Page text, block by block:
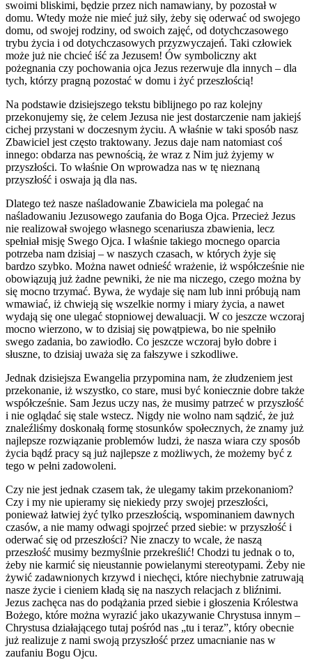
swoimi bliskimi, będzie przez nich namawiany, by pozostał w
domu. Wtedy może nie mieć już siły, żeby się oderwać od swojego
domu, od swojej rodziny, od swoich zajęć, od dotychczasowego
trybu życia i od dotychczasowych przyzwyczajeń. Taki człowiek
może już nie chcieć iść za Jezusem! Ów symboliczny akt
pożegnania czy pochowania ojca Jezus rezerwuje dla innych – dla
tych, którzy pragną pozostać w domu i żyć przeszłością!
Na podstawie dzisiejszego tekstu biblijnego po raz kolejny
przekonujemy się, że celem Jezusa nie jest dostarczenie nam jakiejś
cichej przystani w doczesnym życiu. A właśnie w taki sposób nasz
Zbawiciel jest często traktowany. Jezus daje nam natomiast coś
innego: obdarza nas pewnością, że wraz z Nim już żyjemy w
przyszłości. To właśnie On wprowadza nas w tę nieznaną
przyszłość i oswaja ją dla nas.
Dlatego też nasze naśladowanie Zbawiciela ma polegać na
naśladowaniu Jezusowego zaufania do Boga Ojca. Przecież Jezus
nie realizował swojego własnego scenariusza zbawienia, lecz
spełniał misję Swego Ojca. I właśnie takiego mocnego oparcia
potrzeba nam dzisiaj – w naszych czasach, w których żyje się
bardzo szybko. Można nawet odnieść wrażenie, iż współcześnie nie
obowiązują już żadne pewniki, że nie ma niczego, czego można by
się mocno trzymać. Bywa, że wydaje się nam lub inni próbują nam
wmawiać, iż chwieją się wszelkie normy i miary życia, a nawet
wydają się one ulegać stopniowej dewaluacji. W co jeszcze wczoraj
mocno wierzono, w to dzisiaj się powątpiewa, bo nie spełniło
swego zadania, bo zawiodło. Co jeszcze wczoraj było dobre i
słuszne, to dzisiaj uważa się za fałszywe i szkodliwe.
Jednak dzisiejsza Ewangelia przypomina nam, że złudzeniem jest
przekonanie, iż wszystko, co stare, musi być koniecznie dobre także
współcześnie. Sam Jezus uczy nas, że musimy patrzeć w przyszłość
i nie oglądać się stale wstecz. Nigdy nie wolno nam sądzić, że już
znaleźliśmy doskonałą formę stosunków społecznych, że znamy już
najlepsze rozwiązanie problemów ludzi, że nasza wiara czy sposób
życia bądź pracy są już najlepsze z możliwych, że możemy być z
tego w pełni zadowoleni.
Czy nie jest jednak czasem tak, że ulegamy takim przekonaniom?
Czy i my nie upieramy się niekiedy przy swojej przeszłości,
ponieważ łatwiej żyć tylko przeszłością, wspominaniem dawnych
czasów, a nie mamy odwagi spojrzeć przed siebie: w przyszłość i
oderwać się od przeszłości? Nie znaczy to wcale, że naszą
przeszłość musimy bezmyślnie przekreślić! Chodzi tu jednak o to,
żeby nie karmić się nieustannie powielanymi stereotypami. Żeby nie
żywić zadawnionych krzywd i niechęci, które niechybnie zatruwają
nasze życie i cieniem kładą się na naszych relacjach z bliźnimi.
Jezus zachęca nas do podążania przed siebie i głoszenia Królestwa
Bożego, które można wyrazić jako ukazywanie Chrystusa innym –
Chrystusa działającego tutaj pośród nas „tu i teraz”, który obecnie
już realizuje z nami swoją przyszłość przez umacnianie nas w
zaufaniu Bogu Ojcu.